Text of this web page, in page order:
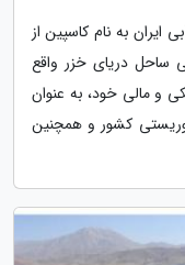
ایران به نام کاسپین از
ساحل دریای خزر واقع
و مالی خود، به عنوان
کشور و همچنین